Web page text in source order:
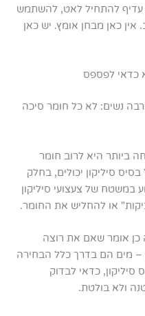
עדיף להתחיל לאט, להשתמש
כאן מבחן אומץ. יש כאן
כדאי לפספס
נשים: לא כל חומר סיכה
ביותר היא לרוב חומר
סיליקון יכולים, בחלק
במשטח של צעצועי סיליקון
או להחליש את החומר.
כן אומר שאם את רוצה
– מים הם בדרך כלל הבחירה
כדאי לבדוק
ולא בולטת.